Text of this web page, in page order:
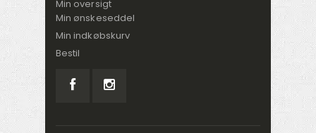
Min oversigt
Min ønskeseddel
Min indkøbskurv
Bestil